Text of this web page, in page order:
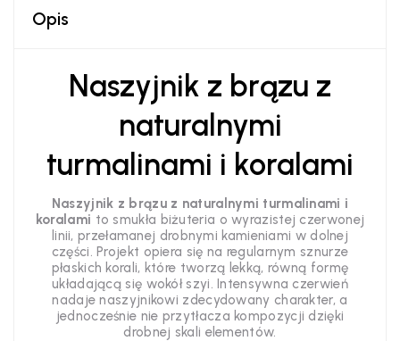
Opis
Naszyjnik z brązu z
naturalnymi
turmalinami i koralami
Naszyjnik z brązu z naturalnymi turmalinami i
koralami to smukła biżuteria o wyrazistej czerwonej
linii, przełamanej drobnymi kamieniami w dolnej
części. Projekt opiera się na regularnym sznurze
płaskich korali, które tworzą lekką, równą formę
układającą się wokół szyi. Intensywna czerwień
nadaje naszyjnikowi zdecydowany charakter, a
jednocześnie nie przytłacza kompozycji dzięki
drobnej skali elementów.